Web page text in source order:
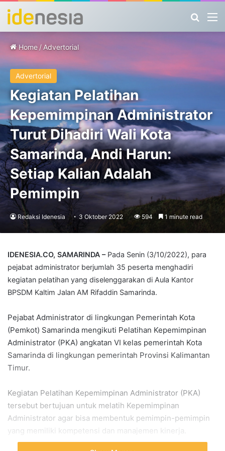
Home / Advertorial
Advertorial
Kegiatan Pelatihan
Kepemimpinan Administrator
Turut Dihadiri Wali Kota
Samarinda, Andi Harun:
Setiap Kalian Adalah
Pemimpin
Redaksi Idenesia 3 Oktober 2022 594 1 minute read
IDENESIA.CO, SAMARINDA –Pada Senin (3/10/2022), para
pejabat administrator berjumlah 35 peserta menghadiri
kegiatan pelatihan yang diselenggarakan di Aula Kantor
BPSDM Kaltim Jalan AM Rifaddin Samarinda.
Pejabat Administrator di lingkungan Pemerintah Kota
(Pemkot) Samarinda mengikuti Pelatihan Kepemimpinan
Administrator (PKA) angkatan VI kelas pemerintah Kota
Samarinda di lingkungan pemerintah Provinsi Kalimantan
Timur.
Kegiatan Pelatihan Kepemimpinan Administrator (PKA)
tersebut bertujuan untuk melatih Kepemimpinan
Administrator agar bisa membentuk pemimpin-pemimpin
yang memiliki kompetensi dan manajemen kinerja.